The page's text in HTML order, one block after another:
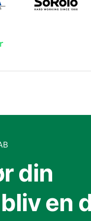
din
en